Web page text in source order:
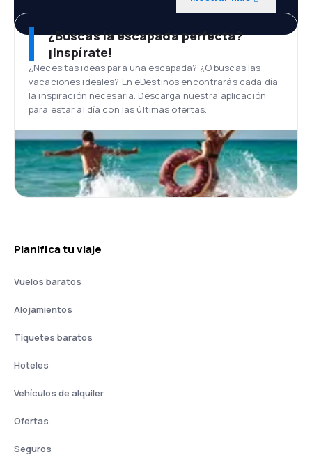
¿Buscas la escapada perfecta?
¡Inspírate!
¿Necesitas ideas para una escapada? ¿O buscas las
vacaciones ideales? En eDestinos encontrarás cada día
la inspiración necesaria. Descarga nuestra aplicación
para estar al día con las últimas ofertas.
Planifica tu viaje
Vuelos baratos
Alojamientos
Tiquetes baratos
Hoteles
Vehículos de alquiler
Ofertas
Seguros